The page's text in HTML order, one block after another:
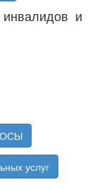
инвалидов и
услуг